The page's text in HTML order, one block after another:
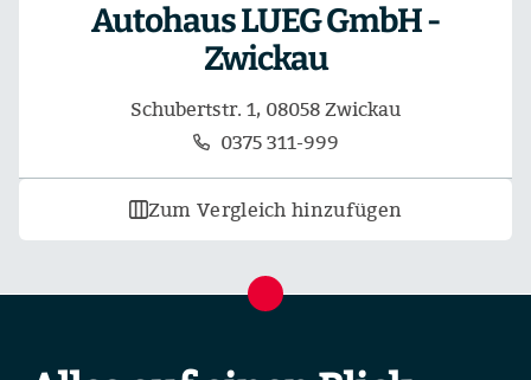
Autohaus LUEG GmbH -
Zwickau
Schubertstr. 1, 08058 Zwickau
0375 311-999
Zum Vergleich hinzufügen